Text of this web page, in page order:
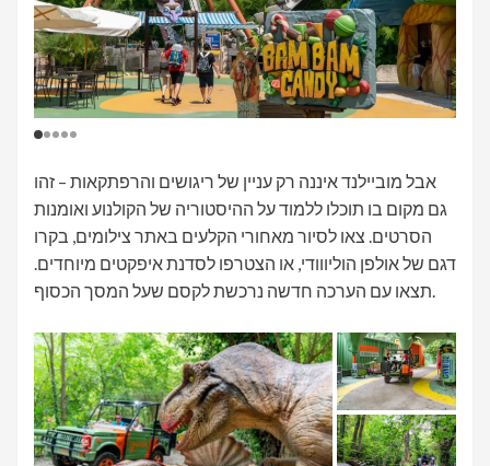
אבל מוביילנד איננה רק עניין של ריגושים והרפתקאות – זהו
גם מקום בו תוכלו ללמוד על ההיסטוריה של הקולנוע ואומנות
הסרטים. צאו לסיור מאחורי הקלעים באתר צילומים, בקרו
דגם של אולפן הוליווודי, או הצטרפו לסדנת איפקטים מיוחדים.
תצאו עם הערכה חדשה נרכשת לקסם שעל המסך הכסוף.